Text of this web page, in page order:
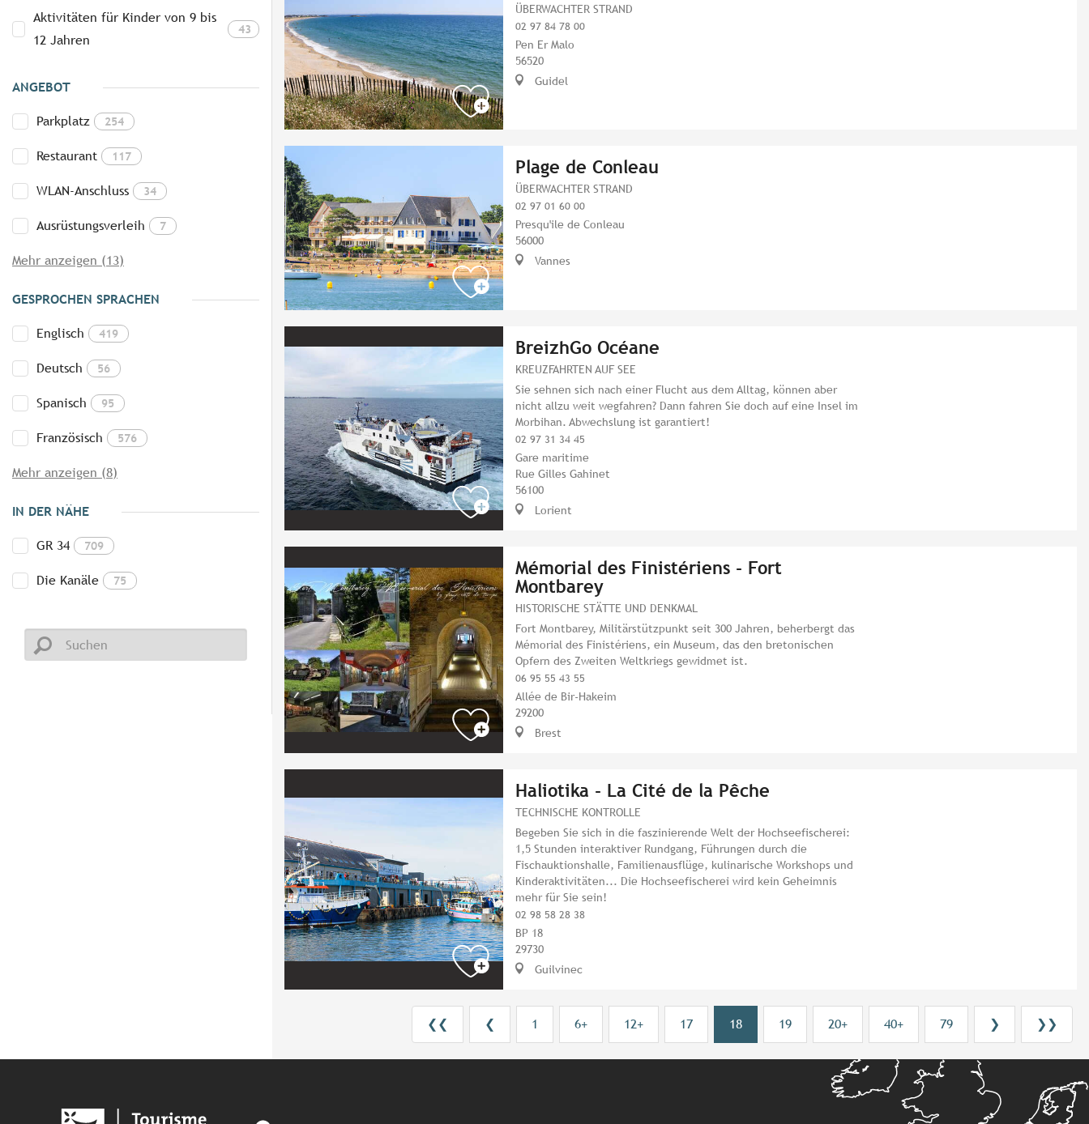
Aktivitäten für Kinder von 9 bis
12 Jahren
43
ANGEBOT
Parkplatz 254
Restaurant 117
WLAN-Anschluss 34
Ausrüstungsverleih 7
Mehr anzeigen (13)
GESPROCHEN SPRACHEN
Englisch 419
Deutsch 56
Spanisch 95
Französisch 576
Mehr anzeigen (8)
IN DER NÄHE
GR 34 709
Die Kanäle 75
ÜBERWACHTER STRAND
02 97 84 78 00
Pen Er Malo
56520
Guidel
Plage de Conleau
ÜBERWACHTER STRAND
02 97 01 60 00
Presqu'ile de Conleau
56000
Vannes
BreizhGo Océane
KREUZFAHRTEN AUF SEE
Sie sehnen sich nach einer Flucht aus dem Alltag, können aber
nicht allzu weit wegfahren? Dann fahren Sie doch auf eine Insel im
Morbihan. Abwechslung ist garantiert!
02 97 31 34 45
Gare maritime
Rue Gilles Gahinet
56100
Lorient
Mémorial des Finistériens - Fort
Montbarey
HISTORISCHE STÄTTE UND DENKMAL
Fort Montbarey, Militärstützpunkt seit 300 Jahren, beherbergt das
Mémorial des Finistériens, ein Museum, das den bretonischen
Opfern des Zweiten Weltkriegs gewidmet ist.
06 95 55 43 55
Allée de Bir-Hakeim
29200
Brest
Haliotika - La Cité de la Pêche
TECHNISCHE KONTROLLE
Begeben Sie sich in die faszinierende Welt der Hochseefischerei:
1,5 Stunden interaktiver Rundgang, Führungen durch die
Fischauktionshalle, Familienausflüge, kulinarische Workshops und
Kinderaktivitäten... Die Hochseefischerei wird kein Geheimnis
mehr für Sie sein!
02 98 58 28 38
BP 18
29730
Guilvinec
❮❮ ❮ 1 6+ 12+ 17 18 19 20+ 40+ 79 ❯ ❯❯